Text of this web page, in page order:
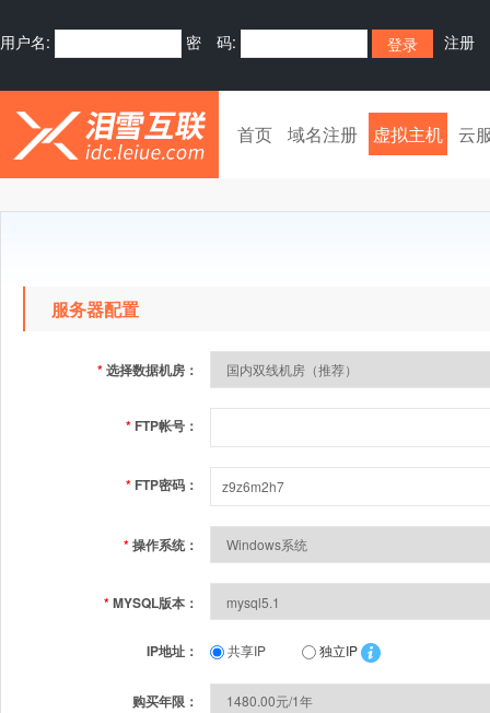
用户名: 密 码: 注册
首页 域名注册 虚拟主机 云
服务器配置
*选择数据机房：
* FTP帐号：
* FTP密码：
*操作系统：
*MYSQL版本：
IP地址： 共享IP 独立IP
购买年限：